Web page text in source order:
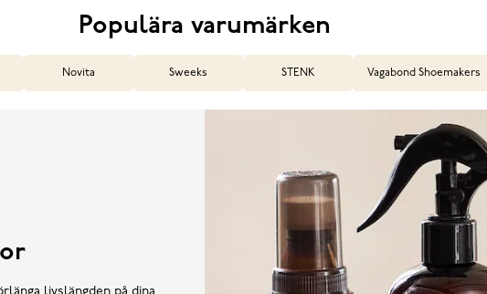
Populära varumärken
Novita Sweeks STENK Vagabond Shoemakers